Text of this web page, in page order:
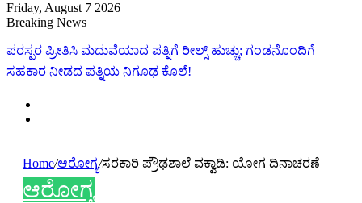
Friday, August 7 2026
Breaking News
ಪರಸ್ಪರ ಪ್ರೀತಿಸಿ ಮದುವೆಯಾದ ಪತ್ನಿಗೆ ರೀಲ್ಸ್ ಹುಚ್ಚು; ಗಂಡನೊಂದಿಗೆ
ಸಹಕಾರ ನೀಡದ ಪತ್ನಿಯ ನಿಗೂಢ ಕೊಲೆ!
Home/ಆರೋಗ್ಯ/ಸರಕಾರಿ ಪ್ರೌಢಶಾಲೆ ವಕ್ವಾಡಿ: ಯೋಗ ದಿನಾಚರಣೆ
ಆರೋಗ್ಯ